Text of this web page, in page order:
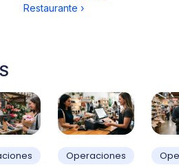
Restaurante ›
Operaciones